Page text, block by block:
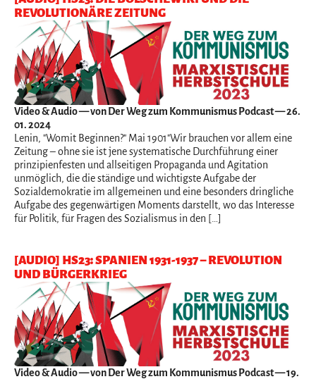
REVOLUTIONÄRE ZEITUNG
Video & Audio— von Der Weg zum Kommunismus Podcast — 26.
01. 2024
Lenin, "Womit Beginnen?" Mai 1901"Wir brauchen vor allem eine
Zeitung – ohne sie ist jene systematische Durchführung einer
prinzipienfesten und allseitigen Propaganda und Agitation
unmöglich, die die ständige und wichtigste Aufgabe der
Sozialdemokratie im allgemeinen und eine besonders dringliche
Aufgabe des gegenwärtigen Moments darstellt, wo das Interesse
für Politik, für Fragen des Sozialismus in den […]
[AUDIO] HS23: SPANIEN 1931-1937 – REVOLUTION
UND BÜRGERKRIEG
Video & Audio— von Der Weg zum Kommunismus Podcast — 19.